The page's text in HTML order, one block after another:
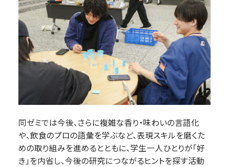
同ゼミでは今後、さらに複雑な香り・味わいの言語化
や、飲食のプロの語彙を学ぶなど、表現スキルを磨くた
めの取り組みを進めるとともに、学生一人ひとりが「好
き」を内省し、今後の研究につながるヒントを探す活動